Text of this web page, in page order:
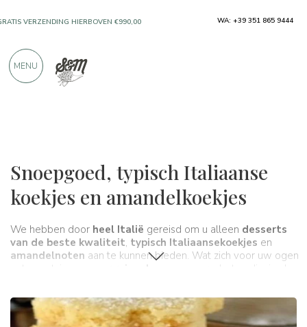
Snoepgoed, typisch Italiaanse
koekjes en amandelkoekjes
We hebben door heel Italië gereisd om u alleen desserts
van de beste kwaliteit, typisch Italiaansekoekjes en
amandelnoten aan te kunnen bieden. Wat zich voor uw ogen
zeer ruime keuze aan
producten die, in al
PRODUCTEN VAN UITSTEKENDE
DAN 900 POSITIEVE RECENSIES
WA: +39 351 865 9444
MENU